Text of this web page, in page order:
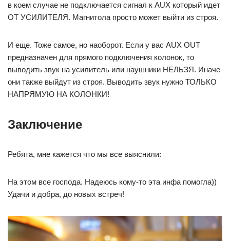
в коем случае не подключается сигнал к AUX который идет
ОТ УСИЛИТЕЛЯ. Магнитола просто может выйти из строя.
И еще. Тоже самое, но наоборот. Если у вас AUX OUT
предназначен для прямого подключения колонок, то
выводить звук на усилитель или наушники НЕЛЬЗЯ. Иначе
они также выйдут из строя. Выводить звук нужно ТОЛЬКО
НАПРЯМУЮ НА КОЛОНКИ!
Заключение
Ребята, мне кажется что мы все выяснили:
На этом все господа. Надеюсь кому-то эта инфа помогла))
Удачи и добра, до новых встреч!